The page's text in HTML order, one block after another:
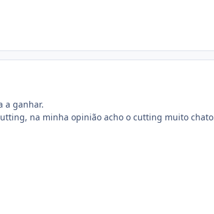
a ganhar.
na minha opinião acho o cutting muito